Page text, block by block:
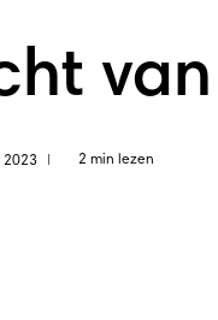
2023 2 min lezen